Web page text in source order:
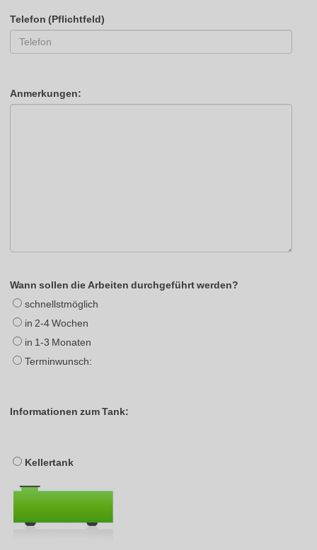
Telefon (Pflichtfeld)
Anmerkungen:
Wann sollen die Arbeiten durchgeführt werden?
schnellstmöglich
in 2-4 Wochen
in 1-3 Monaten
Terminwunsch:
Informationen zum Tank:
Kellertank